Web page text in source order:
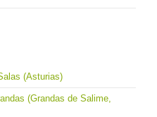
(Asturias)
(Grandas de Salime,